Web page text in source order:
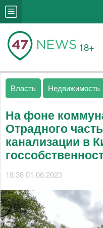
18+
Власть Недвижимость
На фоне
Отрадного
канализации в
18:36 01.06.2023